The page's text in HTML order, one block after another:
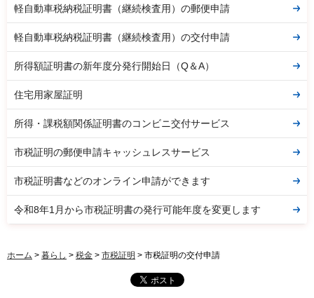
軽自動車税納税証明書（継続検査用）の郵便申請
軽自動車税納税証明書（継続検査用）の交付申請
所得額証明書の新年度分発行開始日（Q＆A）
住宅用家屋証明
所得・課税額関係証明書のコンビニ交付サービス
市税証明の郵便申請キャッシュレスサービス
市税証明書などのオンライン申請ができます
令和8年1月から市税証明書の発行可能年度を変更します
ホーム > 暮らし > 税金 > 市税証明 > 市税証明の交付申請